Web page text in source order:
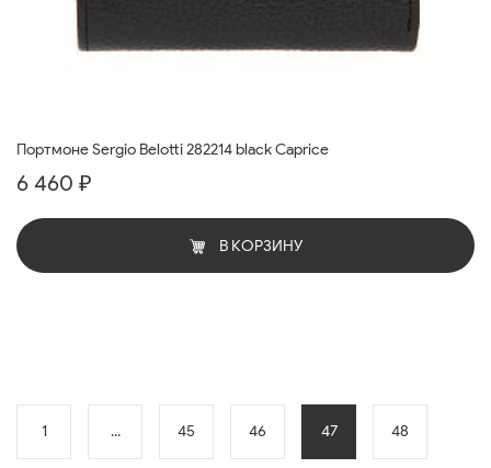
Портмоне Sergio Belotti 282214 black Caprice
6 460 ₽
В КОРЗИНУ
1 ... 45 46 47 48